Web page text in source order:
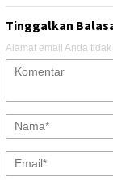
Tinggalkan
Alamat email Anda